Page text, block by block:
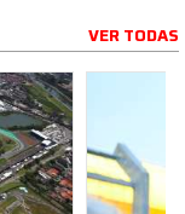
VER TODAS